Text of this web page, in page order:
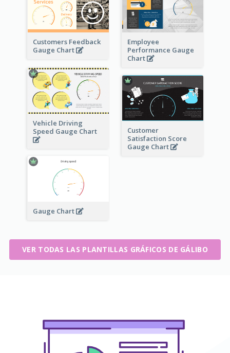
Customers Feedback
Gauge Chart
Employee
Performance Gauge
Chart
Vehicle Driving
Speed Gauge Chart
Customer
Satisfaction Score
Gauge Chart
Gauge Chart
VER TODAS LAS PLANTILLAS GRÁFICOS DE GÁLIBO